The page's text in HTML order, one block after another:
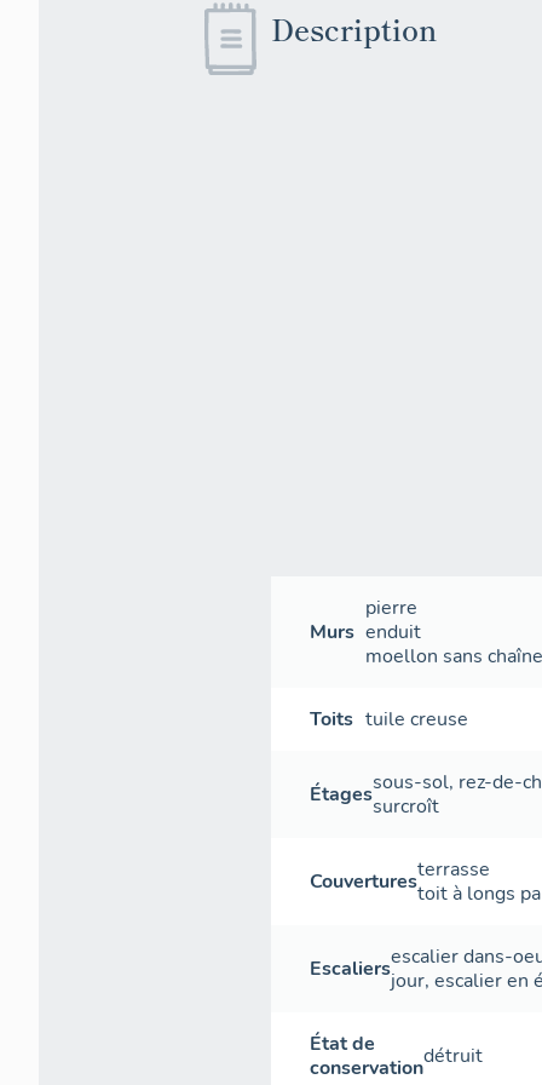
Description
Murs
pierre
enduit
moellon sans
Toits tuile creuse
Étagessous-sol, rez-de-
surcroît
Couverturesterrasse
toit à longs
Escaliersescalier dans-
jour, escalier en
État de
conservationdétruit